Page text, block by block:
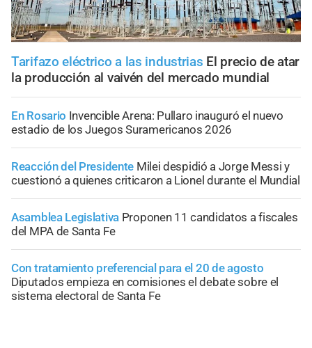
Tarifazo eléctrico a las industrias El precio de atar
la producción al vaivén del mercado mundial
En Rosario Invencible Arena: Pullaro inauguró el nuevo
estadio de los Juegos Suramericanos 2026
Reacción del Presidente Milei despidió a Jorge Messi y
cuestionó a quienes criticaron a Lionel durante el Mundial
Asamblea Legislativa Proponen 11 candidatos a fiscales
del MPA de Santa Fe
Con tratamiento preferencial para el 20 de agosto
Diputados empieza en comisiones el debate sobre el
sistema electoral de Santa Fe